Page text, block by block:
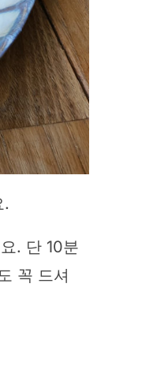
.
. 단 10분
꼭 드셔